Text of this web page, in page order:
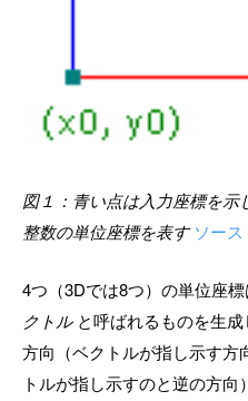
図１：青い点は入力座標を
整数の単位座標を表す ソース
4つ（3Dでは8つ）の単位座標
クトルと呼ばれるものを生
方向（ベクトルが指し示す方
トルが指し示すのと逆の方